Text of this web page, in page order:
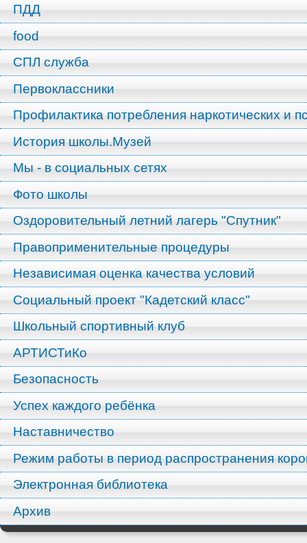
ПДД
food
СПЛ служба
Первоклассники
Профилактика потребления наркотических и
История школы.Музей
Мы - в социальных сетях
Фото школы
Оздоровительный летний лагерь "Спутник"
Правоприменительные процедуры
Независимая оценка качества условий
Социальный проект "Кадетский класс"
Школьный спортивный клуб
АРТИСТиКо
Безопасность
Успех каждого ребёнка
Наставничество
Режим работы в период распространения
Электронная библиотека
Архив